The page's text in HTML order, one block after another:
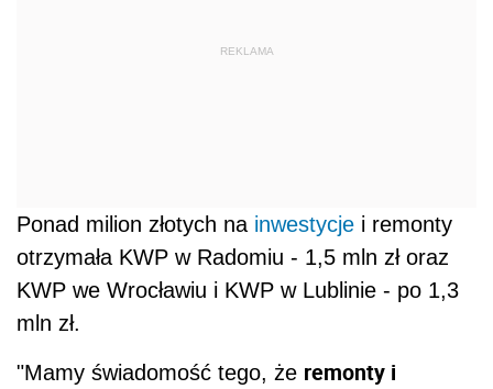
REKLAMA
Ponad milion złotych na inwestycje i remonty
otrzymała KWP w Radomiu - 1,5 mln zł oraz
KWP we Wrocławiu i KWP w Lublinie - po 1,3
mln zł.
"Mamy świadomość tego, że remonty i